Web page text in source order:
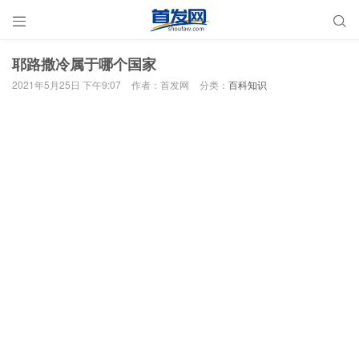
 
耶路撒冷属于哪个国家
2021年5月25日 下午9:07 作者：首发网 分类： 百科知识